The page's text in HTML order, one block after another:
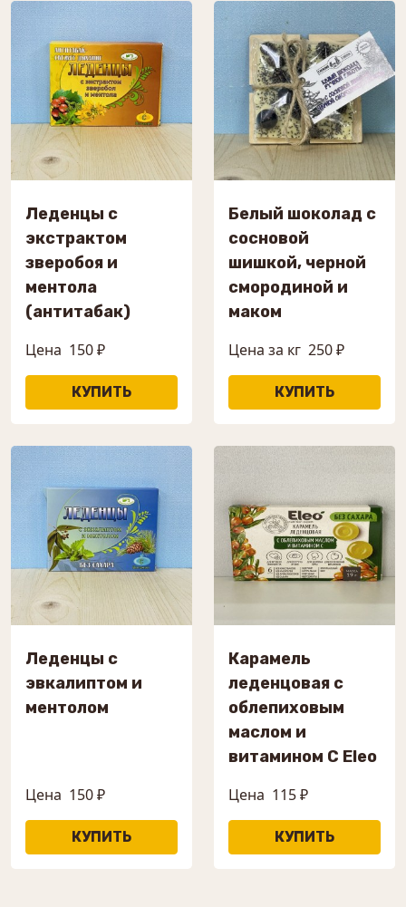
Леденцы с
экстрактом
зверобоя и
ментола
(антитабак)
Цена 150 ₽
Белый шоколад с
сосновой
шишкой, черной
смородиной и
маком
Цена за кг 250 ₽
Леденцы с
эвкалиптом и
ментолом
Цена 150 ₽
Карамель
леденцовая с
облепиховым
маслом и
витамином С Eleo
Цена 115 ₽